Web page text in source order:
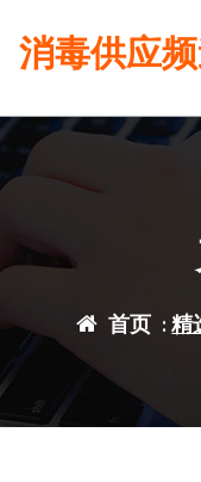
容
消毒供应
首页 :精